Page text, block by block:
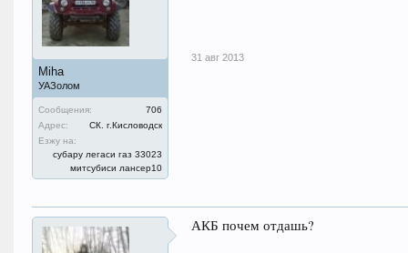
Miha
УАЗолом
Сообщения:
706
Адрес:
СК. г.Кисловодск
Езжу на:
субару легаси газ 33023
митсубиси лансер10
31 авг 2013
АКБ почем отдашь?